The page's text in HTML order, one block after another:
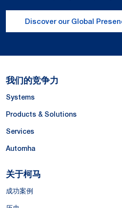
Discover our Global
我们的竞争力
Systems
Products & Solutions
Services
Automha
关于柯马
成功案例